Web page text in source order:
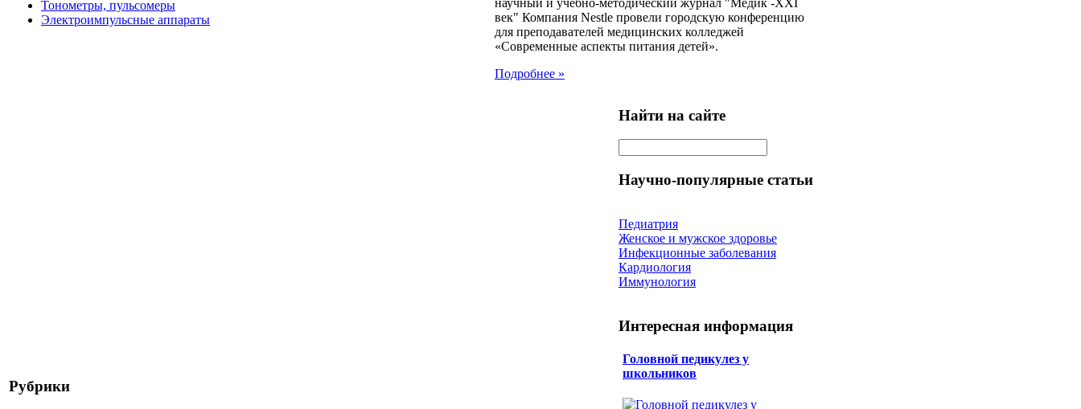
Тонометры, пульсомеры
Электроимпульсные аппараты
век" Компания Nestle провели городскую конференцию
для преподавателей медицинских колледжей
«Современные аспекты питания детей».
Подробнее »
Рубрики
Найти на сайте
Научно-популярные статьи
Педиатрия
Женское и мужское здоровье
Инфекционные заболевания
Кардиология
Иммунология
Интересная информация
Головной педикулез у
школьников